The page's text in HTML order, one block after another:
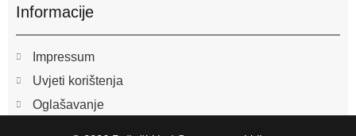
Informacije
Impressum
Uvjeti korištenja
Oglašavanje